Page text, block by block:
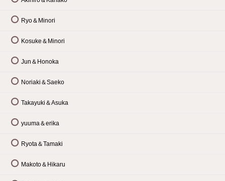
Ryo＆Minori
Kosuke＆Minori
Jun＆Honoka
Noriaki＆Saeko
Takayuki＆Asuka
yuuma＆erika
Ryota＆Tamaki
Makoto＆Hikaru